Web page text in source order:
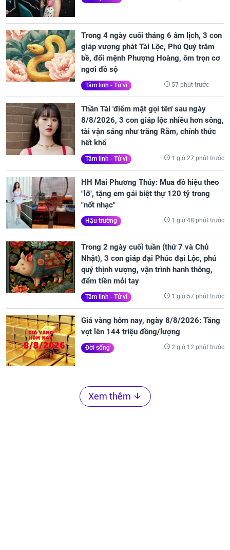
Trong 4 ngày cuối tháng 6 âm lịch, 3 con
giáp vượng phát Tài Lộc, Phú Quý trăm
bề, đổi mệnh Phượng Hoàng, ôm trọn cơ
ngơi đồ sộ
Tâm linh - Tử vi 57 phút trước
Thần Tài 'điểm mặt gọi tên' sau ngày
8/8/2026, 3 con giáp lộc nhiều hơn sông,
tài vận sáng như trăng Rằm, chính thức
hết khổ
Tâm linh - Tử vi 1 giờ 27 phút trước
HH Mai Phương Thúy: Mua đồ hiệu theo
"lô", tặng em gái biệt thự 120 tỷ trong
"nốt nhạc"
Hậu trường 1 giờ 48 phút trước
Trong 2 ngày cuối tuần (thứ 7 và Chủ
Nhật), 3 con giáp đại Phúc đại Lộc, phú
quý thịnh vượng, vận trình hanh thông,
đếm tiền mỏi tay
Tâm linh - Tử vi 1 giờ 57 phút trước
Giá vàng hôm nay, ngày 8/8/2026: Tăng
vọt lên 144 triệu đồng/lượng
Đời sống 2 giờ 12 phút trước
Xem thêm